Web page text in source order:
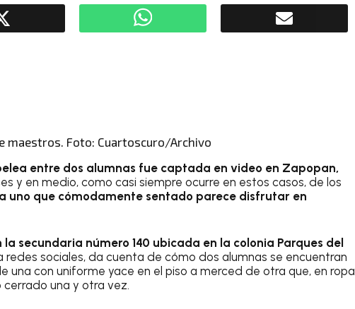
maestros. Foto: Cuartoscuro/Archivo
entre dos alumnas fue captada en video en Zapopan,
y en medio, como casi siempre ocurre en estos casos, de los
uno que cómodamente sentado parece disfrutar en
secundaria número 140 ubicada en la colonia Parques del
redes sociales, da cuenta de cómo dos alumnas se encuentran
una con uniforme yace en el piso a merced de otra que, en ropa
cerrado una y otra vez.